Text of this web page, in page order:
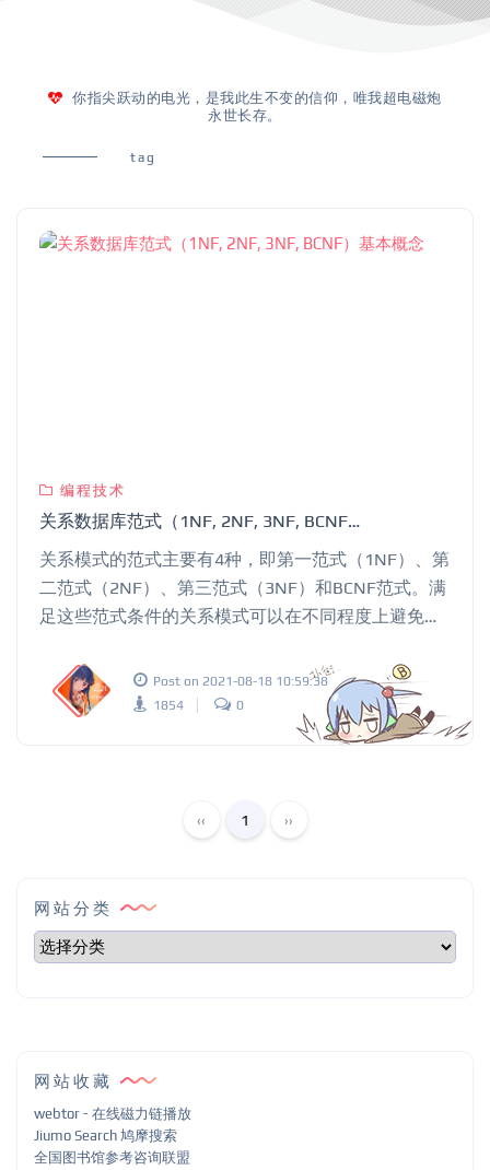
你指尖跃动的电光，是我此生不变的信仰，唯我超电磁炮
永世长存。
tag
编程技术
关系数据库范式（1NF, 2NF, 3NF, BCNF）基本概念
关系模式的范式主要有4种，即第一范式（1NF）、第
二范式（2NF）、第三范式（3NF）和BCNF范式。满
足这些范式条件的关系模式可以在不同程度上避免冗
Post on 2021-08-18 10:59:38
1854
0
‹‹ 1 ››
网站分类
网站收藏
webtor - 在线磁力链播放
Jiumo Search 鸠摩搜索
全国图书馆参考咨询联盟